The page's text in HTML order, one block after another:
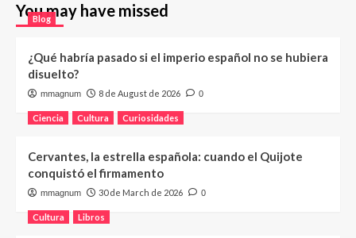
You may have missed
Blog
¿Qué habría pasado si el imperio español no se hubiera
disuelto?
mmagnum 8 de August de 2026 0
Ciencia Cultura Curiosidades
Cervantes, la estrella española: cuando el Quijote
conquistó el firmamento
mmagnum 30 de March de 2026 0
Cultura Libros